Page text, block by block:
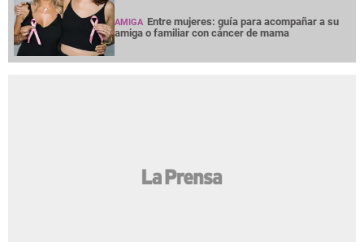
AMIGA Entre mujeres: guía para acompañar a su
amiga o familiar con cáncer de mama